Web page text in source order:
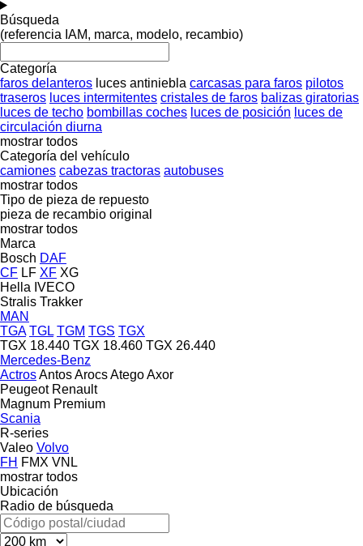
Búsqueda
(referencia IAM, marca, modelo, recambio)
Categoría
faros delanteros luces antiniebla carcasas para faros pilotos
traseros luces intermitentes cristales de faros balizas giratorias
luces de techo bombillas coches luces de posición luces de
circulación diurna
mostrar todos
Categoría del vehículo
camiones cabezas tractoras autobuses
mostrar todos
Tipo de pieza de repuesto
pieza de recambio original
mostrar todos
Marca
Bosch DAF
CF LF XF XG
Hella IVECO
Stralis Trakker
MAN
TGA TGL TGM TGS TGX
TGX 18.440 TGX 18.460 TGX 26.440
Mercedes-Benz
ActrosAntosArocsAtegoAxor
Peugeot Renault
Magnum Premium
Scania
R-series
Valeo Volvo
FH FMX VNL
mostrar todos
Ubicación
Radio de búsqueda